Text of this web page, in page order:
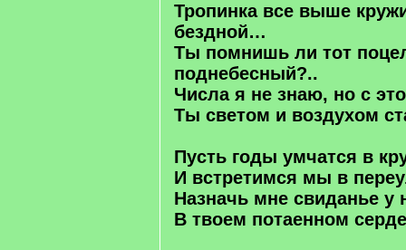
Тропинка все выше
бездной…
Ты помнишь ли тот
поднебесный?..
Числа я не знаю, но с
Ты светом и воздухом
Пусть годы умчатся в
И встретимся мы в
Назначь мне свиданье у
В твоем потаенном